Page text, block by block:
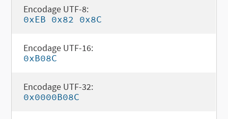
Encodage UTF-8:
0xEB 0x82 0x8C
Encodage UTF-16:
0xB08C
Encodage UTF-32:
0x0000B08C